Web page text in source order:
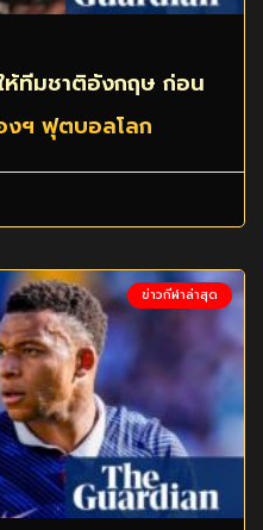
ห้ทีมชาติอังกฤษ ก่อน
งฯ ฟุตบอลโลก
ข่าวกีฬาล่าสุด